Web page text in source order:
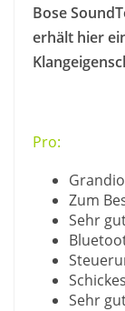
Bose
erhält hier
Pro:
Zum
Sehr
Sehr